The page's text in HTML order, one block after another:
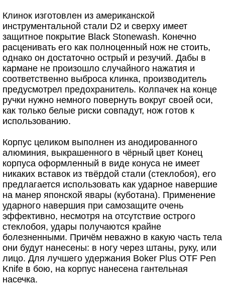
Клинок изготовлен из американской
инструментальной стали D2 и сверху имеет
защитное покрытие Black Stonewash. Конечно
расценивать его как полноценный нож не стоить,
однако он достаточно острый и резучий. Дабы в
кармане не произошло случайного нажатия и
соответственно выброса клинка, производитель
предусмотрел предохранитель. Колпачек на конце
ручки нужно немного повернуть вокруг своей оси,
как только белые риски совпадут, нож готов к
использованию.
Корпус целиком выполнен из анодированного
алюминия, выкрашенного в чёрный цвет Конец
корпуса оформленный в виде конуса не имеет
никаких вставок из твёрдой стали (стеклобоя), его
предлагается использовать как ударное навершие
на манер японской явары (куботана). Применение
ударного навершия при самозащите очень
эффективно, несмотря на отсутствие острого
стеклобоя, удары получаются крайне
болезненными. Причём неважно в какую часть тела
они будут нанесены: в ногу через штаны, руку, или
лицо. Для лучшего удержания Boker Plus OTF Pen
Knife в бою, на корпус нанесена гантельная
насечка.